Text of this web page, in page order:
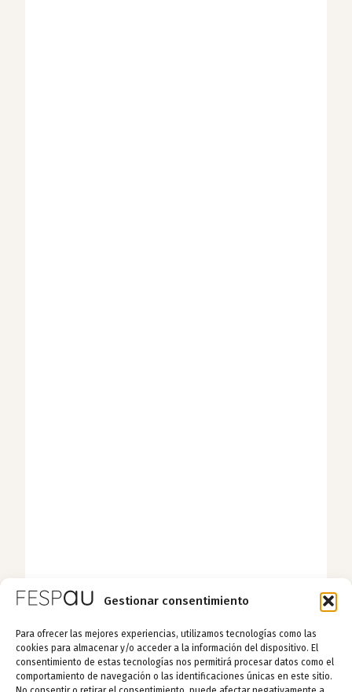
Gestionar consentimiento
Para ofrecer las mejores experiencias, utilizamos tecnologías como las
cookies para almacenar y/o acceder a la información del dispositivo. El
consentimiento de estas tecnologías nos permitirá procesar datos como el
comportamiento de navegación o las identificaciones únicas en este sitio.